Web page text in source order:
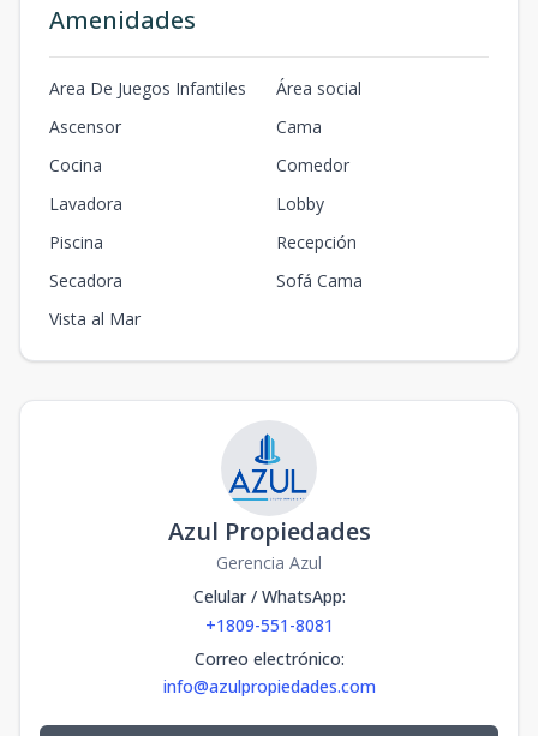
Amenidades
Area De Juegos Infantiles
Área social
Ascensor
Cama
Cocina
Comedor
Lavadora
Lobby
Piscina
Recepción
Secadora
Sofá Cama
Vista al Mar
Azul Propiedades
Gerencia Azul
Celular / WhatsApp:
+1809-551-8081
Correo electrónico:
info@azulpropiedades.com